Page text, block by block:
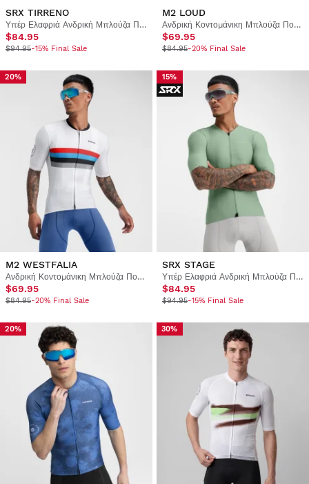
SRX TIRRENO
Υπέρ Ελαφριά Ανδρική Μπλούζα Ποδηλασίας
$84.95
$94.95-15% Final Sale
M2 LOUD
Ανδρική Κοντομάνικη Μπλούζα Ποδηλασίας
$69.95
$84.95-20% Final Sale
20%
M2 WESTFALIA
Ανδρική Κοντομάνικη Μπλούζα Ποδηλασίας
$69.95
$84.95-20% Final Sale
15%
SRX STAGE
Υπέρ Ελαφριά Ανδρική Μπλούζα Ποδηλασίας
$84.95
$94.95-15% Final Sale
20% 30%